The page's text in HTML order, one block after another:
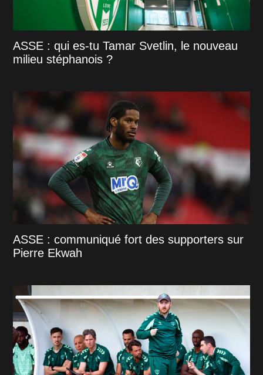
ASSE : qui es-tu Tamar Svetlin, le nouveau
milieu stéphanois ?
ASSE : communiqué fort des supporters sur
Pierre Ekwah